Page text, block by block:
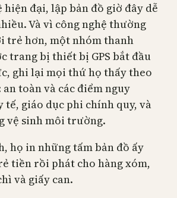
hiện đại, lập bản đồ giờ đây dễ
Và vì công nghệ thường
trẻ hơn, một nhóm thanh
trang bị thiết bị GPS bắt đầu
ghi lại mọi thứ họ thấy theo
toàn và các điểm nguy
tế, giáo dục phi chính quy, và
vệ sinh môi trường.
họ in những tấm bản đồ ấy
tiền rồi phát cho hàng xóm,
và giấy can.